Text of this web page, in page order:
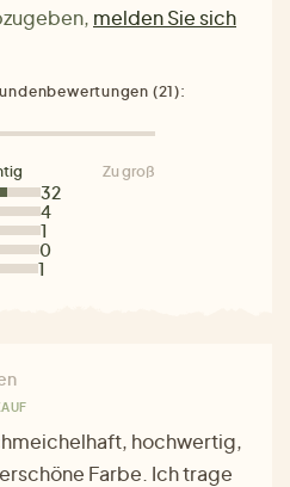
melden Sie sich
32
4
1
0
1
(21):
Zu groß
hochwertig,
Farbe. Ich trage